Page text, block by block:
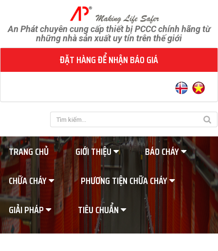
An Phát chuyên cung cấp thiết bị PCCC chính hãng từ
những nhà sản xuất uy tín trên thế giới
ĐẶT HÀNG ĐỂ NHẬN BÁO GIÁ
TRANG CHỦ GIỚI THIỆU
BÁO CHÁY
CHỮA CHÁY
PHƯƠNG TIỆN CHỮA CHÁY
GIẢI PHÁP
TIÊU CHUẨN